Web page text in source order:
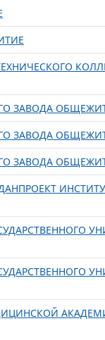
ЗАВОДА
ЗАВОДА
ЗАВОДА